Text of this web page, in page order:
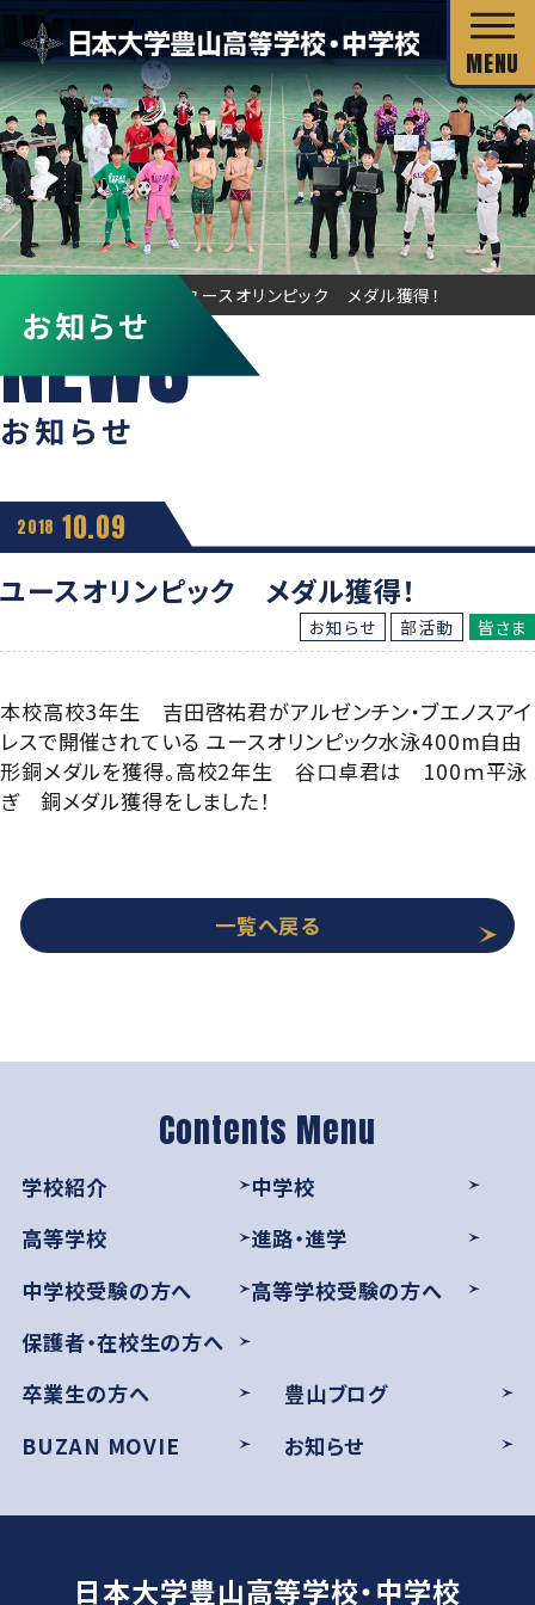
校長あいさつ
教育目標
スクール・ミッション
沿革・校歌
施設・設備
独自の教育システム
グローバル教育
カリキュラム・シラバス
年間行事
制服紹介
部活動
豊山生の一日
生徒座談会
学則
教科の特長
グローバル教育
進学コース
特進コース
スポーツコース
年間行事
部活動
生徒座談会
キャリア教育
進路指導
進路新聞Compass
活躍するOB
お知らせ
ユースオリンピック メダル獲得！
お知らせ
2018 10.09
ユースオリンピック メダル獲得！
お知らせ 部活動 皆さま
本校高校3年生 吉田啓祐君がアルゼンチン・ブエノスアイ
レスで開催されている ユースオリンピック水泳400m自由
形銅メダルを獲得。高校2年生 谷口卓君は 100ｍ平泳
ぎ 銅メダル獲得をしました！
一覧へ戻る
学校紹介
中学校
高等学校
進路・進学
中学校受験の方へ
高等学校受験の方へ
保護者・在校生の方へ
卒業生の方へ
豊山ブログ
BUZAN MOVIE
お知らせ
日本大学豊山高等学校・中学校